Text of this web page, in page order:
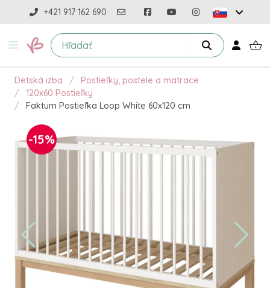
+421 917 162 690
Detská izba
Postieľky, postele a matrace
120x60 Postieľky
Faktum Postieľka Loop White 60x120 cm
-15%